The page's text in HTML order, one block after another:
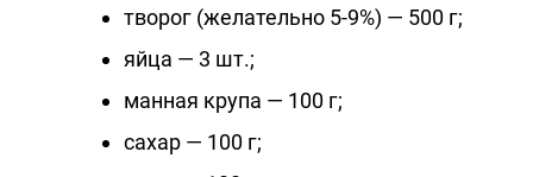
творог (желательно 5-9%) — 500 г;
яйца — 3 шт.;
манная крупа — 100 г;
сахар — 100 г;